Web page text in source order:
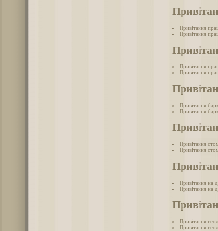
Привітання
Привітання
Привітання
Привітання
Привітання
Привітання
Привітання
Привітання
Привітання на
Привітання на
Привітання
Привітання